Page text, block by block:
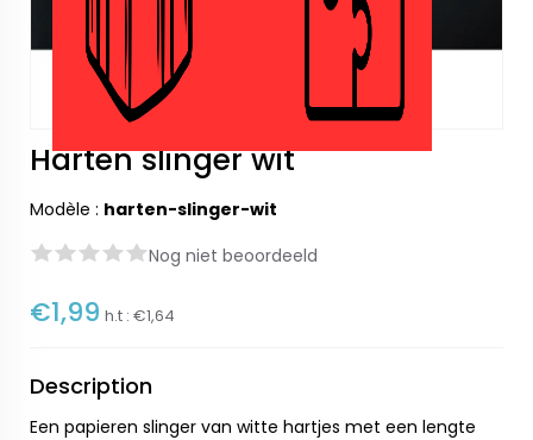
Harten slinger wit
Modèle : harten-slinger-wit
Nog niet beoordeeld
€1,99 h.t : €1,64
Description
Een papieren slinger van witte hartjes met een lengte